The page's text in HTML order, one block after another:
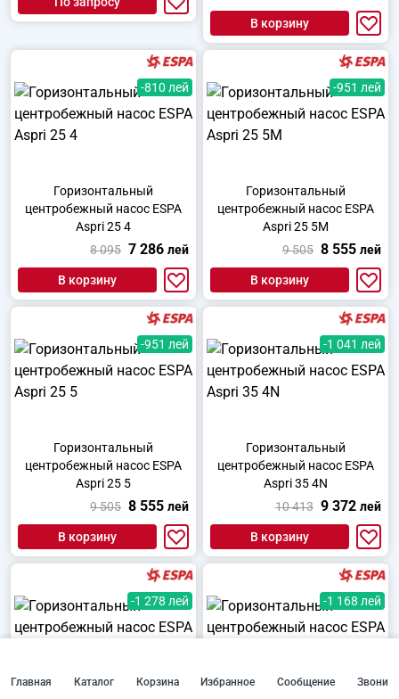
В корзину
-810 лей
Горизонтальный
центробежный насос ESPA
Aspri 25 4
8 095 7 286 лей
В корзину
-951 лей
Горизонтальный
центробежный насос ESPA
Aspri 25 5M
9 505 8 555 лей
В корзину
-951 лей
Горизонтальный
центробежный насос ESPA
Aspri 25 5
9 505 8 555 лей
В корзину
-1 041 лей
Горизонтальный
центробежный насос ESPA
Aspri 35 4N
10 413 9 372 лей
В корзину
-1 278 лей -1 168 лей
Главная Каталог Корзина Избранное Сообщение Звони